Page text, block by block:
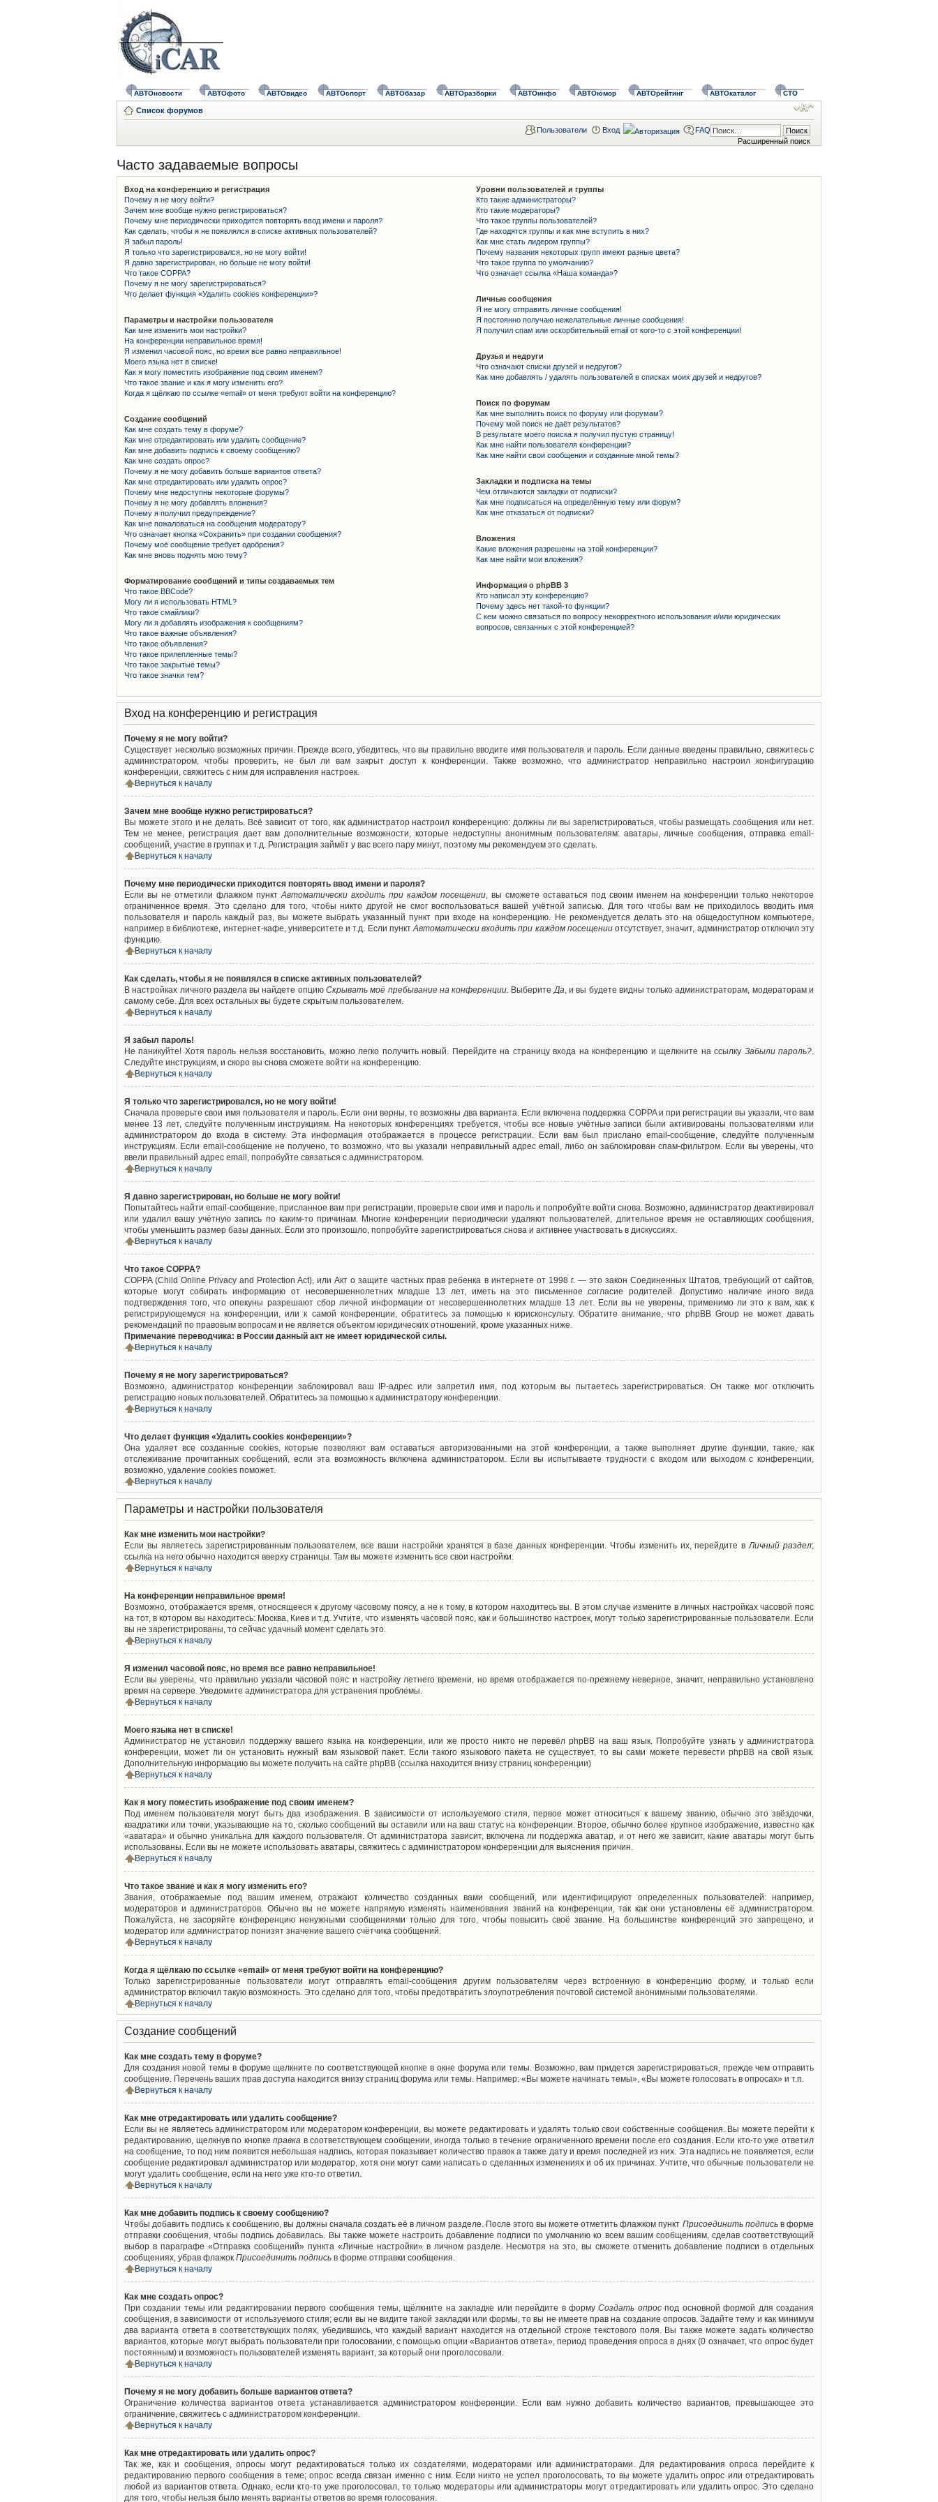
АВТОновости АВТОфото АВТОвидео АВТОспорт АВТОбазар АВТОразборки АВТОинфо АВТОюмор АВТОрейтинг АВТОкаталог СТО
Список форумов
Расширенный поиск
Пользователи Вход FAQ
Часто задаваемые вопросы
Вход на конференцию и регистрация
Почему я не могу войти?
Зачем мне вообще нужно регистрироваться?
Почему мне периодически приходится повторять ввод имени и пароля?
Как сделать, чтобы я не появлялся в списке активных пользователей?
Я забыл пароль!
Я только что зарегистрировался, но не могу войти!
Я давно зарегистрирован, но больше не могу войти!
Что такое COPPA?
Почему я не могу зарегистрироваться?
Что делает функция «Удалить cookies конференции»?
Параметры и настройки пользователя
Как мне изменить мои настройки?
На конференции неправильное время!
Я изменил часовой пояс, но время все равно неправильное!
Моего языка нет в списке!
Как я могу поместить изображение под своим именем?
Что такое звание и как я могу изменить его?
Когда я щёлкаю по ссылке «email» от меня требуют войти на конференцию?
Создание сообщений
Как мне создать тему в форуме?
Как мне отредактировать или удалить сообщение?
Как мне добавить подпись к своему сообщению?
Как мне создать опрос?
Почему я не могу добавить больше вариантов ответа?
Как мне отредактировать или удалить опрос?
Почему мне недоступны некоторые форумы?
Почему я не могу добавлять вложения?
Почему я получил предупреждение?
Как мне пожаловаться на сообщения модератору?
Что означает кнопка «Сохранить» при создании сообщения?
Почему моё сообщение требует одобрения?
Как мне вновь поднять мою тему?
Форматирование сообщений и типы создаваемых тем
Что такое BBCode?
Могу ли я использовать HTML?
Что такое смайлики?
Могу ли я добавлять изображения к сообщениям?
Что такое важные объявления?
Что такое объявления?
Что такое прилепленные темы?
Что такое закрытые темы?
Что такое значки тем?
Уровни пользователей и группы
Кто такие администраторы?
Кто такие модераторы?
Что такое группы пользователей?
Где находятся группы и как мне вступить в них?
Как мне стать лидером группы?
Почему названия некоторых групп имеют разные цвета?
Что такое группа по умолчанию?
Что означает ссылка «Наша команда»?
Личные сообщения
Я не могу отправить личные сообщения!
Я постоянно получаю нежелательные личные сообщения!
Я получил спам или оскорбительный email от кого-то с этой конференции!
Друзья и недруги
Что означают списки друзей и недругов?
Как мне добавлять / удалять пользователей в списках моих друзей и недругов?
Поиск по форумам
Как мне выполнить поиск по форуму или форумам?
Почему мой поиск не даёт результатов?
В результате моего поиска я получил пустую страницу!
Как мне найти пользователя конференции?
Как мне найти свои сообщения и созданные мной темы?
Закладки и подписка на темы
Чем отличаются закладки от подписки?
Как мне подписаться на определённую тему или форум?
Как мне отказаться от подписки?
Вложения
Какие вложения разрешены на этой конференции?
Как мне найти мои вложения?
Информация о phpBB 3
Кто написал эту конференцию?
Почему здесь нет такой-то функции?
С кем можно связаться по вопросу некорректного использования и/или юридических
вопросов, связанных с этой конференцией?
Вход на конференцию и регистрация
Почему я не могу войти?
Существует несколько возможных причин. Прежде всего, убедитесь, что вы правильно вводите имя пользователя и пароль. Если данные введены правильно, свяжитесь с
администратором, чтобы проверить, не был ли вам закрыт доступ к конференции. Также возможно, что администратор неправильно настроил конфигурацию
конференции, свяжитесь с ним для исправления настроек.
Вернуться к началу
Зачем мне вообще нужно регистрироваться?
Вы можете этого и не делать. Всё зависит от того, как администратор настроил конференцию: должны ли вы зарегистрироваться, чтобы размещать сообщения или нет.
Тем не менее, регистрация дает вам дополнительные возможности, которые недоступны анонимным пользователям: аватары, личные сообщения, отправка email-
сообщений, участие в группах и т.д. Регистрация займёт у вас всего пару минут, поэтому мы рекомендуем это сделать.
Вернуться к началу
Почему мне периодически приходится повторять ввод имени и пароля?
Если вы не отметили флажком пунктАвтоматически входить при каждом посещении, вы сможете оставаться под своим именем на конференции только некоторое
ограниченное время. Это сделано для того, чтобы никто другой не смог воспользоваться вашей учётной записью. Для того чтобы вам не приходилось вводить имя
пользователя и пароль каждый раз, вы можете выбрать указанный пункт при входе на конференцию. Не рекомендуется делать это на общедоступном компьютере,
например в библиотеке, интернет-кафе, университете и т.д. Если пунктАвтоматически входить при каждом посещенииотсутствует, значит, администратор отключил эту
функцию.
Вернуться к началу
Как сделать, чтобы я не появлялся в списке активных пользователей?
В настройках личного раздела вы найдете опцию Скрывать моё пребывание на конференции. ВыберитеДа, и вы будете видны только администраторам, модераторам и
самому себе. Для всех остальных вы будете скрытым пользователем.
Вернуться к началу
Я забыл пароль!
Не паникуйте! Хотя пароль нельзя восстановить, можно легко получить новый. Перейдите на страницу входа на конференцию и щелкните на ссылку Забыли пароль?.
Следуйте инструкциям, и скоро вы снова сможете войти на конференцию.
Вернуться к началу
Я только что зарегистрировался, но не могу войти!
Сначала проверьте свои имя пользователя и пароль. Если они верны, то возможны два варианта. Если включена поддержка COPPA и при регистрации вы указали, что вам
менее 13 лет, следуйте полученным инструкциям. На некоторых конференциях требуется, чтобы все новые учётные записи были активированы пользователями или
администратором до входа в систему. Эта информация отображается в процессе регистрации. Если вам был прислано email-сообщение, следуйте полученным
инструкциям. Если email-сообщение не получено, то возможно, что вы указали неправильный адрес email, либо он заблокирован спам-фильтром. Если вы уверены, что
ввели правильный адрес email, попробуйте связаться с администратором.
Вернуться к началу
Я давно зарегистрирован, но больше не могу войти!
Попытайтесь найти email-сообщение, присланное вам при регистрации, проверьте свои имя и пароль и попробуйте войти снова. Возможно, администратор деактивировал
или удалил вашу учётную запись по каким-то причинам. Многие конференции периодически удаляют пользователей, длительное время не оставляющих сообщения,
чтобы уменьшить размер базы данных. Если это произошло, попробуйте зарегистрироваться снова и активнее участвовать в дискуссиях.
Вернуться к началу
Что такое COPPA?
COPPA (Child Online Privacy and Protection Act), или Акт о защите частных прав ребенка в интернете от 1998 г. — это закон Соединенных Штатов, требующий от сайтов,
которые могут собирать информацию от несовершеннолетних младше 13 лет, иметь на это письменное согласие родителей. Допустимо наличие иного вида
подтверждения того, что опекуны разрешают сбор личной информации от несовершеннолетних младше 13 лет. Если вы не уверены, применимо ли это к вам, как к
регистрирующемуся на конференции, или к самой конференции, обратитесь за помощью к юрисконсульту. Обратите внимание, что phpBB Group не может давать
рекомендаций по правовым вопросам и не является объектом юридических отношений, кроме указанных ниже.
Примечание переводчика: в России данный акт не имеет юридической силы.
Вернуться к началу
Почему я не могу зарегистрироваться?
Возможно, администратор конференции заблокировал ваш IP-адрес или запретил имя, под которым вы пытаетесь зарегистрироваться. Он также мог отключить
регистрацию новых пользователей. Обратитесь за помощью к администратору конференции.
Вернуться к началу
Что делает функция «Удалить cookies конференции»?
Она удаляет все созданные cookies, которые позволяют вам оставаться авторизованными на этой конференции, а также выполняет другие функции, такие, как
отслеживание прочитанных сообщений, если эта возможность включена администратором. Если вы испытываете трудности с входом или выходом с конференции,
возможно, удаление cookies поможет.
Вернуться к началу
Параметры и настройки пользователя
Как мне изменить мои настройки?
Если вы являетесь зарегистрированным пользователем, все ваши настройки хранятся в базе данных конференции. Чтобы изменить их, перейдите вЛичный раздел;
ссылка на него обычно находится вверху страницы. Там вы можете изменить все свои настройки.
Вернуться к началу
На конференции неправильное время!
Возможно, отображается время, относящееся к другому часовому поясу, а не к тому, в котором находитесь вы. В этом случае измените в личных настройках часовой пояс
на тот, в котором вы находитесь: Москва, Киев и т.д. Учтите, что изменять часовой пояс, как и большинство настроек, могут только зарегистрированные пользователи. Если
вы не зарегистрированы, то сейчас удачный момент сделать это.
Вернуться к началу
Я изменил часовой пояс, но время все равно неправильное!
Если вы уверены, что правильно указали часовой пояс и настройку летнего времени, но время отображается по-прежнему неверное, значит, неправильно установлено
время на сервере. Уведомите администратора для устранения проблемы.
Вернуться к началу
Моего языка нет в списке!
Администратор не установил поддержку вашего языка на конференции, или же просто никто не перевёл phpBB на ваш язык. Попробуйте узнать у администратора
конференции, может ли он установить нужный вам языковой пакет. Если такого языкового пакета не существует, то вы сами можете перевести phpBB на свой язык.
Дополнительную информацию вы можете получить на сайте phpBB (ссылка находится внизу страниц конференции)
Вернуться к началу
Как я могу поместить изображение под своим именем?
Под именем пользователя могут быть два изображения. В зависимости от используемого стиля, первое может относиться к вашему званию, обычно это звёздочки,
квадратики или точки, указывающие на то, сколько сообщений вы оставили или на ваш статус на конференции. Второе, обычно более крупное изображение, известно как
«аватара» и обычно уникальна для каждого пользователя. От администратора зависит, включена ли поддержка аватар, и от него же зависит, какие аватары могут быть
использованы. Если вы не можете использовать аватары, свяжитесь с администратором конференции для выяснения причин.
Вернуться к началу
Что такое звание и как я могу изменить его?
Звания, отображаемые под вашим именем, отражают количество созданных вами сообщений, или идентифицируют определенных пользователей: например,
модераторов и администраторов. Обычно вы не можете напрямую изменять наименования званий на конференции, так как они установлены её администратором.
Пожалуйста, не засоряйте конференцию ненужными сообщениями только для того, чтобы повысить своё звание. На большинстве конференций это запрещено, и
модератор или администратор понизят значение вашего счётчика сообщений.
Вернуться к началу
Когда я щёлкаю по ссылке «email» от меня требуют войти на конференцию?
Только зарегистрированные пользователи могут отправлять email-сообщения другим пользователям через встроенную в конференцию форму, и только если
администратор включил такую возможность. Это сделано для того, чтобы предотвратить злоупотребления почтовой системой анонимными пользователями.
Вернуться к началу
Создание сообщений
Как мне создать тему в форуме?
Для создания новой темы в форуме щелкните по соответствующей кнопке в окне форума или темы. Возможно, вам придется зарегистрироваться, прежде чем отправить
сообщение. Перечень ваших прав доступа находится внизу страниц форума или темы. Например: «Вы можете начинать темы», «Вы можете голосовать в опросах» и т.п.
Вернуться к началу
Как мне отредактировать или удалить сообщение?
Если вы не являетесь администратором или модератором конференции, вы можете редактировать и удалять только свои собственные сообщения. Вы можете перейти к
редактированию, щелкнув по кнопкеправка в соответствующем сообщении, иногда только в течение ограниченного времени после его создания. Если кто-то уже ответил
на сообщение, то под ним появится небольшая надпись, которая показывает количество правок а также дату и время последней из них. Эта надпись не появляется, если
сообщение редактировал администратор или модератор, хотя они могут сами написать о сделанных изменениях и об их причинах. Учтите, что обычные пользователи не
могут удалить сообщение, если на него уже кто-то ответил.
Вернуться к началу
Как мне добавить подпись к своему сообщению?
Чтобы добавить подпись к сообщению, вы должны сначала создать её в личном разделе. После этого вы можете отметить флажком пункт Присоединить подписьв форме
отправки сообщения, чтобы подпись добавилась. Вы также можете настроить добавление подписи по умолчанию ко всем вашим сообщениям, сделав соответствующий
выбор в параграфе «Отправка сообщений» пункта «Личные настройки» в личном разделе. Несмотря на это, вы сможете отменить добавление подписи в отдельных
сообщениях, убрав флажок Присоединить подпись в форме отправки сообщения.
Вернуться к началу
Как мне создать опрос?
При создании темы или редактировании первого сообщения темы, щёлкните на закладке или перейдите в формуСоздать опроспод основной формой для создания
сообщения, в зависимости от используемого стиля; если вы не видите такой закладки или формы, то вы не имеете прав на создание опросов. Задайте тему и как минимум
два варианта ответа в соответствующих полях, убедившись, что каждый вариант находится на отдельной строке текстового поля. Вы также можете задать количество
вариантов, которые могут выбрать пользователи при голосовании, с помощью опции «Вариантов ответа», период проведения опроса в днях (0 означает, что опрос будет
постоянным) и возможность пользователей изменять вариант, за который они проголосовали.
Вернуться к началу
Почему я не могу добавить больше вариантов ответа?
Ограничение количества вариантов ответа устанавливается администратором конференции. Если вам нужно добавить количество вариантов, превышающее это
ограничение, свяжитесь с администратором конференции.
Вернуться к началу
Как мне отредактировать или удалить опрос?
Так же, как и сообщения, опросы могут редактироваться только их создателями, модераторами или администраторами. Для редактирования опроса перейдите к
редактированию первого сообщения в теме; опрос всегда связан именно с ним. Если никто не успел проголосовать, то вы можете удалить опрос или отредактировать
любой из вариантов ответа. Однако, если кто-то уже проголосовал, то только модераторы или администраторы могут отредактировать или удалить опрос. Это сделано
для того, чтобы нельзя было менять варианты ответов во время голосования.